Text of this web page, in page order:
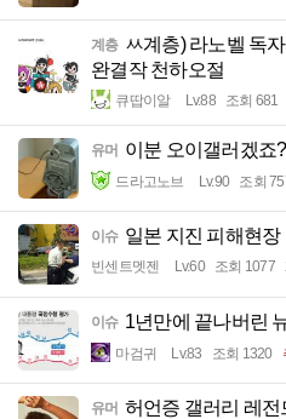
계층 ㅆ계층) 라노벨 독
완결작 천하오절
큐땁이알 Lv.88 조회 681
유머 이분 오이갤러겠죠?
드라고노브 Lv.90 조회
이슈 일본 지진 피해현장
빈센트멧젠 Lv.60 조회 1077
이슈 1년만에 끝나버린
마검귀 Lv.83 조회 1320
유머 허언증 갤러리 레전